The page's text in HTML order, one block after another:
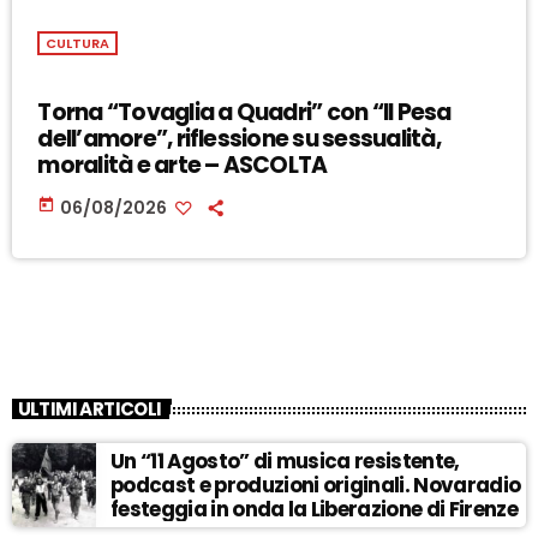
CULTURA
Torna “Tovaglia a Quadri” con “Il Pesa
dell’amore”, riflessione su sessualità,
moralità e arte – ASCOLTA
today 06/08/2026
ULTIMI ARTICOLI
Un “11 Agosto” di musica resistente,
podcast e produzioni originali. Novaradio
festeggia in onda la Liberazione di Firenze